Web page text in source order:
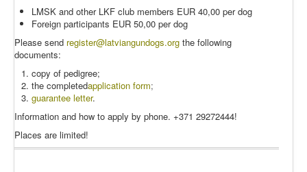
LMSK and other LKF club members EUR 40,00 per dog
Foreign participants EUR 50,00 per dog
Please send register@latviangundogs.org the following
documents:
copy of pedigree;
the completedapplication form;
guarantee letter.
Information and how to apply by phone. +371 29272444!
Places are limited!